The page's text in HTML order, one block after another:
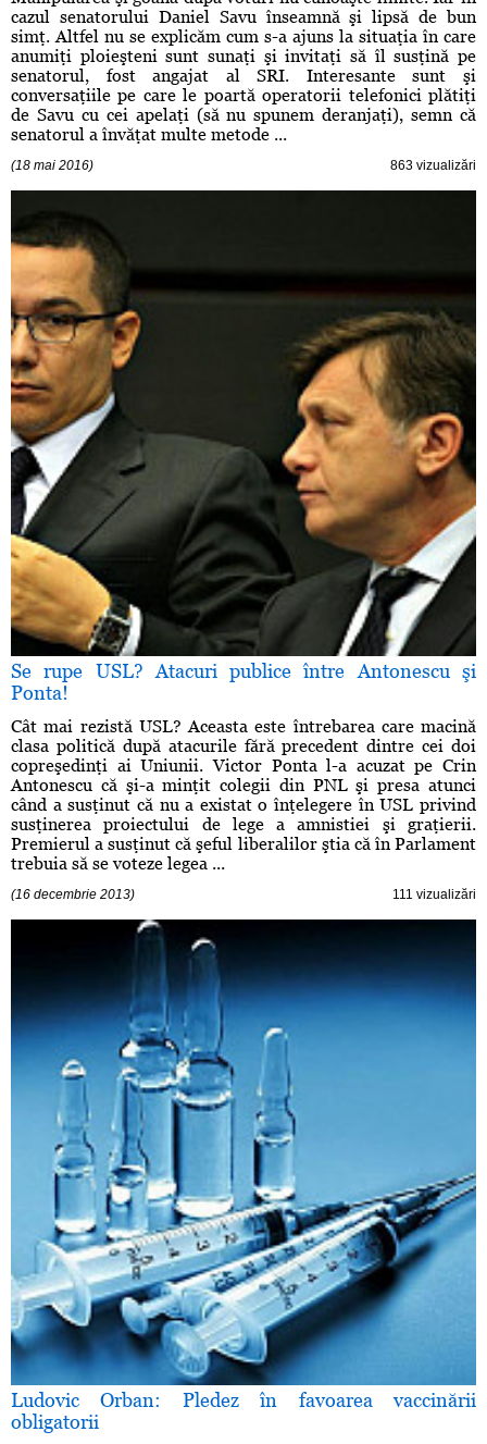
cazul senatorului Daniel Savu înseamnă şi lipsă de bun
simţ. Altfel nu se explicăm cum s-a ajuns la situaţia în care
anumiţi ploieşteni sunt sunaţi şi invitaţi să îl susţină pe
senatorul, fost angajat al SRI. Interesante sunt şi
conversaţiile pe care le poartă operatorii telefonici plătiţi
de Savu cu cei apelaţi (să nu spunem deranjaţi), semn că
senatorul a învăţat multe metode ...
(18 mai 2016) 863 vizualizări
Se rupe USL? Atacuri publice între Antonescu şi
Ponta!
Cât mai rezistă USL? Aceasta este întrebarea care macină
clasa politică după atacurile fără precedent dintre cei doi
copreşedinţi ai Uniunii. Victor Ponta l-a acuzat pe Crin
Antonescu că şi-a minţit colegii din PNL şi presa atunci
când a susţinut că nu a existat o înţelegere în USL privind
susţinerea proiectului de lege a amnistiei şi graţierii.
Premierul a susţinut că şeful liberalilor ştia că în Parlament
trebuia să se voteze legea ...
(16 decembrie 2013) 111 vizualizări
Ludovic Orban: Pledez în favoarea vaccinării
obligatorii